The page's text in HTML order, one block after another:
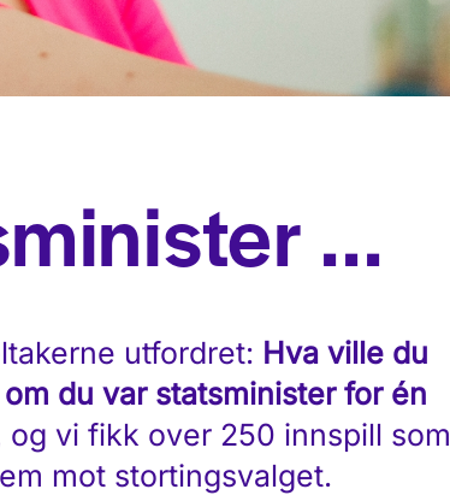
...
utfordret: Hva ville du
du var statsminister for én
vi fikk over 250 innspill som
mot stortingsvalget.